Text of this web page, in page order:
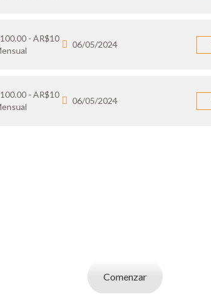
- AR$10
06/05/2024
- AR$10
06/05/2024
Comenzar